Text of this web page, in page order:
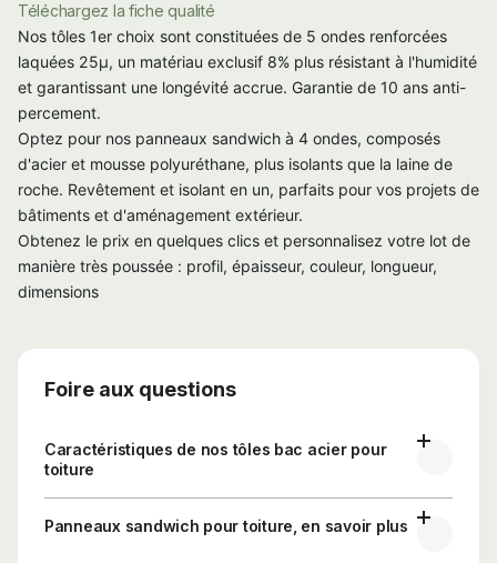
Téléchargez la fiche qualité
Nos tôles 1er choix sont constituées de 5 ondes renforcées
laquées 25µ, un matériau exclusif 8% plus résistant à l'humidité
et garantissant une longévité accrue. Garantie de 10 ans anti-
percement.
Optez pour nos panneaux sandwich à 4 ondes, composés
d'acier et mousse polyuréthane, plus isolants que la laine de
roche. Revêtement et isolant en un, parfaits pour vos projets de
bâtiments et d'aménagement extérieur.
Obtenez le prix en quelques clics et personnalisez votre lot de
manière très poussée : profil, épaisseur, couleur, longueur,
dimensions
Foire aux questions
Caractéristiques de nos tôles bac acier pour
toiture
Panneaux sandwich pour toiture, en savoir plus